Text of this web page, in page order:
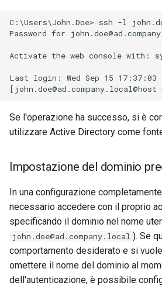
C:\Users\John.Doe> ssh -l
Password for
Activate the web console with:
Last login: Wed Sep 15 17:37:03
Se l'operazione ha successo, si è
utilizzare Active Directory come
Impostazione del dominio
In una configurazione
necessario accedere con il proprio
specificando il dominio nel nome
john.doe@ad.company.local ). Se
comportamento desiderato e si
omettere il nome del dominio al
dell'autenticazione, è possibile